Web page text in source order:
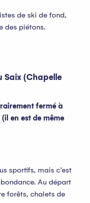
de ski de fond,
des piétons.
Saix (Chapelle
fermé à
en est de même
sportifs, mais c’est
Au départ
forêts, chalets de